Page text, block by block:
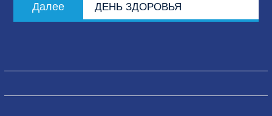
Далее
запись:
ДЕНЬ ЗДОРОВЬЯ